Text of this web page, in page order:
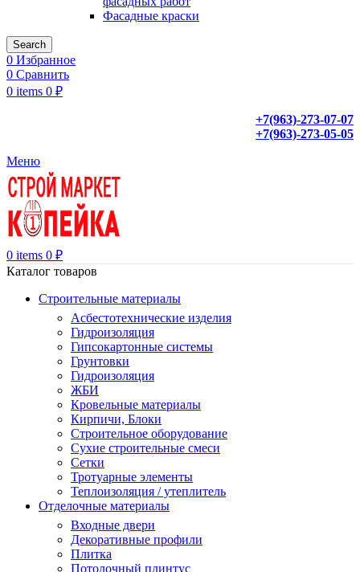
Фасадные краски
Search
0 Избранное
0 Сравнить
0 items 0 ₽
+7(963)-273-07-07
+7(963)-273-05-05
Меню
0 items 0 ₽
Каталог товаров
Строительные материалы
Асбестотехнические изделия
Гидроизоляция
Гипсокартонные системы
Грунтовки
Гидроизоляция
ЖБИ
Кровельные материалы
Кирпичи, Блоки
Строительное оборудование
Сухие строительные смеси
Сетки
Тротуарные элементы
Теплоизоляция / утеплитель
Отделочные материалы
Входные двери
Декоративные профили
Плитка
Потолочный плинтус